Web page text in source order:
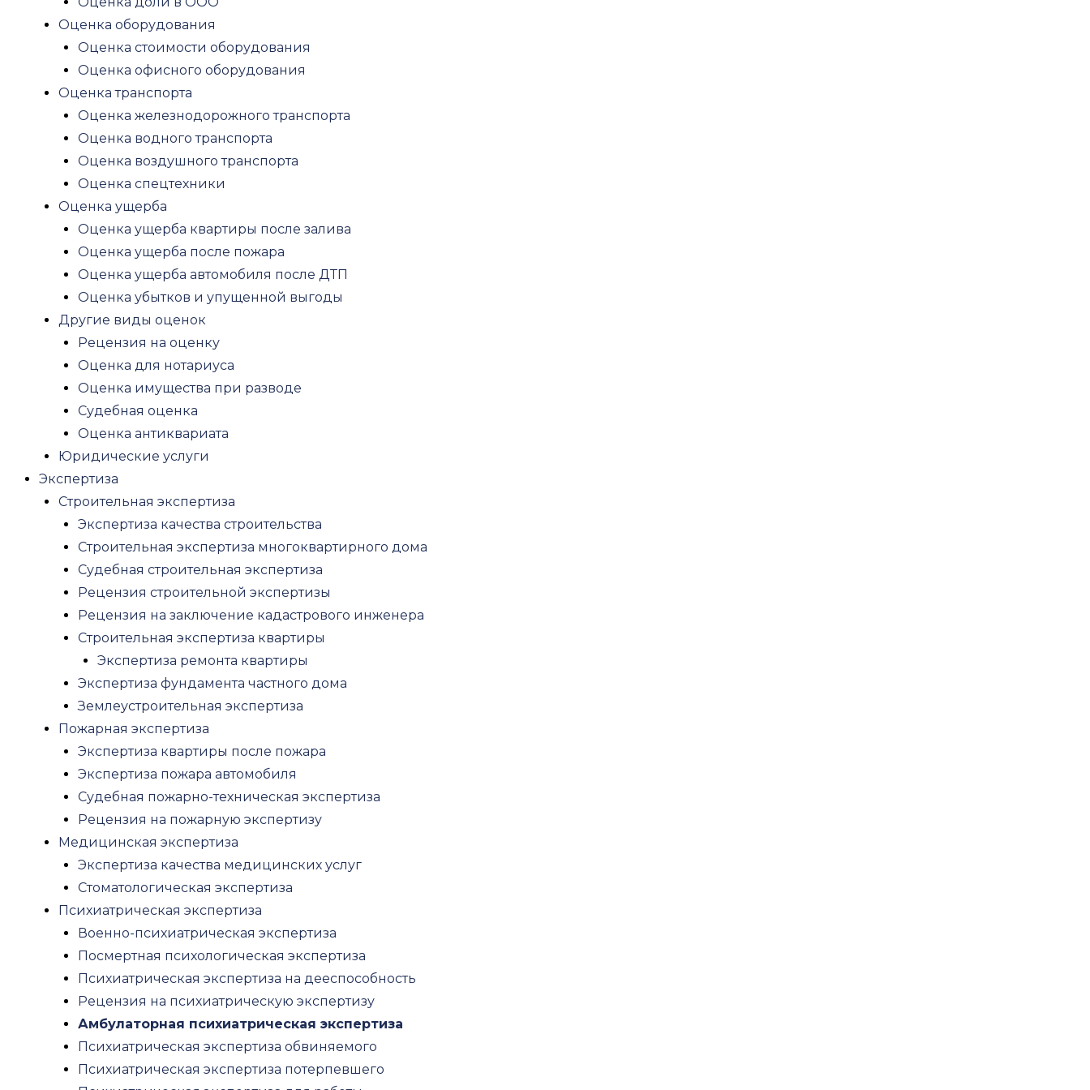
Оценка оборудования
Оценка стоимости оборудования
Оценка офисного оборудования
Оценка транспорта
Оценка железнодорожного транспорта
Оценка водного транспорта
Оценка воздушного транспорта
Оценка спецтехники
Оценка ущерба
Оценка ущерба квартиры после залива
Оценка ущерба после пожара
Оценка ущерба автомобиля после ДТП
Оценка убытков и упущенной выгоды
Другие виды оценок
Рецензия на оценку
Оценка для нотариуса
Оценка имущества при разводе
Судебная оценка
Оценка антиквариата
Юридические услуги
Экспертиза
Строительная экспертиза
Экспертиза качества строительства
Строительная экспертиза многоквартирного дома
Судебная строительная экспертиза
Рецензия строительной экспертизы
Рецензия на заключение кадастрового инженера
Строительная экспертиза квартиры
Экспертиза ремонта квартиры
Экспертиза фундамента частного дома
Землеустроительная экспертиза
Пожарная экспертиза
Экспертиза квартиры после пожара
Экспертиза пожара автомобиля
Судебная пожарно-техническая экспертиза
Рецензия на пожарную экспертизу
Медицинская экспертиза
Экспертиза качества медицинских услуг
Стоматологическая экспертиза
Психиатрическая экспертиза
Военно-психиатрическая экспертиза
Посмертная психологическая экспертиза
Психиатрическая экспертиза на дееспособность
Рецензия на психиатрическую экспертизу
Амбулаторная психиатрическая экспертиза
Психиатрическая экспертиза обвиняемого
Психиатрическая экспертиза потерпевшего
Землеустроительная экспертиза
Пожарная экспертиза
Экспертиза квартиры после пожара
Экспертиза пожара автомобиля
Судебная пожарно-техническая экспертиза
Рецензия на пожарную экспертизу
Медицинская экспертиза
Экспертиза качества медицинских услуг
Стоматологическая экспертиза
Психиатрическая экспертиза
Военно-психиатрическая экспертиза
Посмертная психологическая экспертиза
Психиатрическая экспертиза на дееспособность
Рецензия на психиатрическую экспертизу
Амбулаторная психиатрическая экспертиза
Психиатрическая экспертиза обвиняемого
Психиатрическая экспертиза потерпевшего
Психиатрическая экспертиза для работы
Психиатрическая экспертиза несовершеннолетних
Автотехническая экспертиза
Экономическая экспертиза
Криминалистическая экспертиза
Почерковедческая экспертиза
Экспертиза давности документа
Экспертиза печати и штампа
Техническая экспертиза документов
Рецензия на судебную экспертизу
Рецензия на судебно-психиатрическую экспертизу
Рецензия на медицинскую судебную экспертизу
Рецензия на почерковедческую экспертизу
Правовая экспертиза договора
Вопросы и ответы
Блог
Контакты
Оценка
Оценка недвижимости
Оценка зданий и сооружений
Оценка коммерческой недвижимости
Оценка офисов
Оценка складской недвижимости
Оценка земельного участка
Оценка недостроя
Оценка стоимости дома
Оценка стоимости квартиры
Оспаривание кадастровой стоимости